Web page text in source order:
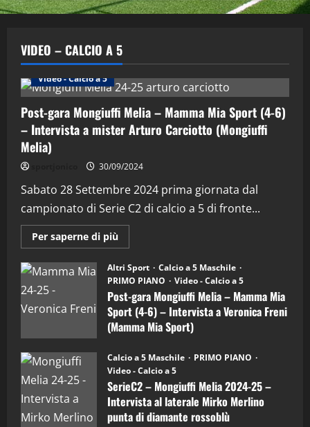
VIDEO – CALCIO A 5
Altri Sport Calcio a 5 Maschile
Video - Calcio a 5
Post-gara Mongiuffi Melia – Mamma Mia Sport (4-6)
– Intervista a mister Arturo Carciotto (Mongiuffi
Melia)
30/09/2024
Sabato 28 Settembre 2024 prima giornata dal
campionato di Serie C2 di calcio a 5 di fronte...
Per saperne di più
informazioni
Post-
gara
Mongiuffi
Melia
–
Mamma
Mia
Sport
6)
–
Intervista
a
mister
Arturo
Carciotto
(Mongiuffi
Altri Sport
Calcio a 5 Maschile
PRIMO PIANO
Video - Calcio a 5
Post-gara Mongiuffi Melia – Mamma Mia
Sport (4-6) – Intervista a Veronica Freni
(Mamma Mia Sport)
Calcio a 5 Maschile
PRIMO PIANO
Video - Calcio a 5
SerieC2 – Mongiuffi Melia 2024-25 –
Intervista al laterale Mirko Merlino
punta di diamante rossoblù
2
“SportEmpire” in Podcast: 29^ Puntata
(Martedi 28 Aprile 2026)
28/04/2026
3
"SportEmpire" in Podcast
“SportEmpire” in Podcast: 28^ Puntata
(Martedi 21 Aprile 2026)
21/04/2026
“SportEmpire” in Podcast: 27^ Puntata
(Martedi 14 Aprile 2026)
15/04/2026